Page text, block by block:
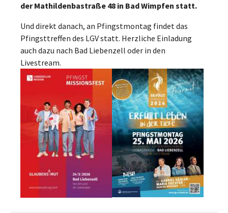
der Mathildenbastraße 48 in Bad Wimpfen statt.
Und direkt danach, an Pfingstmontag findet das
Pfingsttreffen des LGV statt. Herzliche Einladung
auch dazu nach Bad Liebenzell oder in den
Livestream.